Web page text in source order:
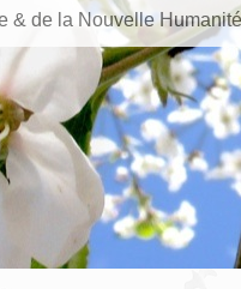
& de la Nouvelle Humanité